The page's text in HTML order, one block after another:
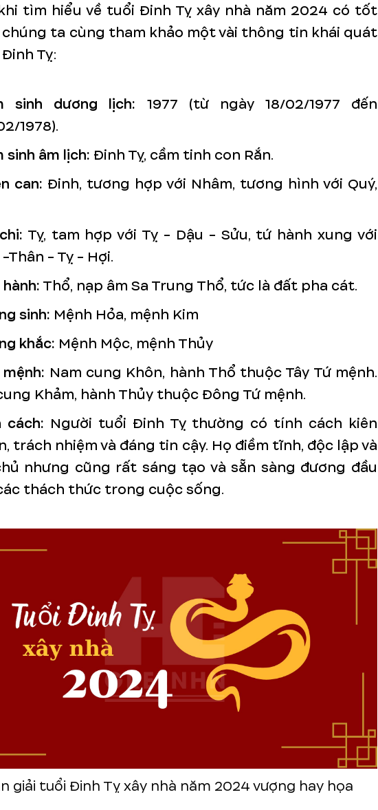
tìm hiểu về tuổi Đinh Tỵ xây nhà năm 2024 có tốt
chúng ta cùng tham khảo một vài thông tin khái quát
Tỵ:
sinh dương lịch: 1977 (từ ngày 18/02/1977 đến
1978).
sinh âm lịch: Đinh Tỵ, cầm tinh con Rắn.
can: Đinh, tương hợp với Nhâm, tương hình với Quý,
Tỵ, tam hợp với Tỵ - Dậu - Sửu, tứ hành xung với
-Thân - Tỵ - Hợi.
Thổ, nạp âm Sa Trung Thổ, tức là đất pha cát.
sinh: Mệnh Hỏa, mệnh Kim
khắc: Mệnh Mộc, mệnh Thủy
Nam cung Khôn, hành Thổ thuộc Tây Tứ mệnh.
Khảm, hành Thủy thuộc Đông Tứ mệnh.
cách: Người tuổi Đinh Tỵ thường có tính cách kiên
trách nhiệm và đáng tin cậy. Họ điềm tĩnh, độc lập và
nhưng cũng rất sáng tạo và sẵn sàng đương đầu
thách thức trong cuộc sống.
giải tuổi Đinh Tỵ xây nhà năm 2024 vượng hay họa